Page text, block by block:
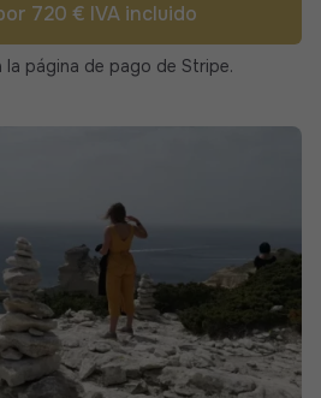
720 € IVA incluido
la página de pago de Stripe.